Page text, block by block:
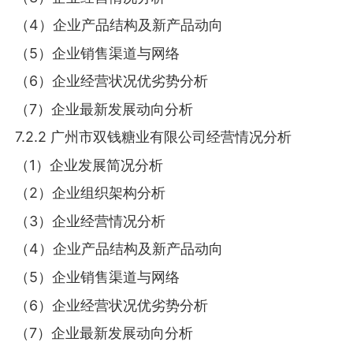
（4）企业产品结构及新产品动向
（5）企业销售渠道与网络
（6）企业经营状况优劣势分析
（7）企业最新发展动向分析
7.2.2 广州市双钱糖业有限公司经营情况分析
（1）企业发展简况分析
（2）企业组织架构分析
（3）企业经营情况分析
（4）企业产品结构及新产品动向
（5）企业销售渠道与网络
（6）企业经营状况优劣势分析
（7）企业最新发展动向分析